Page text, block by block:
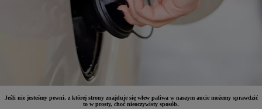
Jeśli nie jesteśmy pewni, z której strony znajduje się wlew paliwa w naszym aucie możemy sprawdzić
to w prosty, choć nieoczywisty sposób.